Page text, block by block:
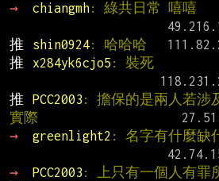
→
chiangmh: 綠共日常 嘻嘻
推
shin0924: 哈哈哈
推
x284yk6cjo5 : 裝死
推
PCC2003 : 擔保的是兩人若涉
實際
→
greenlight2 : 名字有什麼缺
→
PCC2003 : 上只有一個人有罪